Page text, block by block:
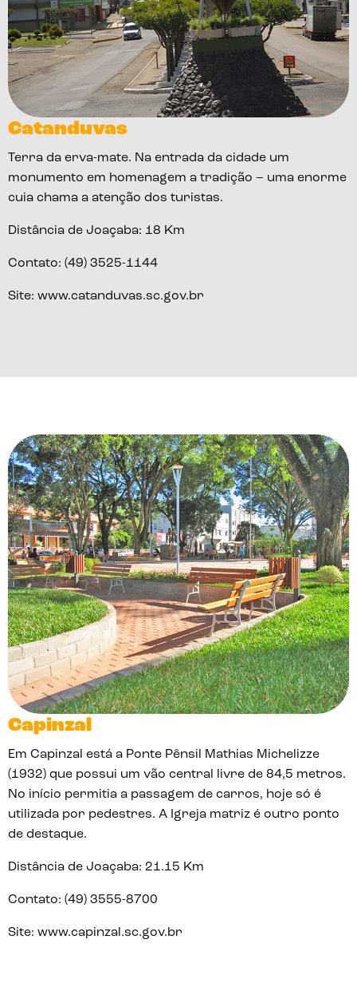
Catanduvas
Terra da erva-mate. Na entrada da cidade um
monumento em homenagem a tradição – uma enorme
cuia chama a atenção dos turistas.
Distância de Joaçaba: 18 Km
Contato: (49) 3525-1144
Site: www.catanduvas.sc.gov.br
Capinzal
Em Capinzal está a Ponte Pênsil Mathias Michelizze
(1932) que possui um vão central livre de 84,5 metros.
No início permitia a passagem de carros, hoje só é
utilizada por pedestres. A Igreja matriz é outro ponto
de destaque.
Distância de Joaçaba: 21.15 Km
Contato: (49) 3555-8700
Site: www.capinzal.sc.gov.br